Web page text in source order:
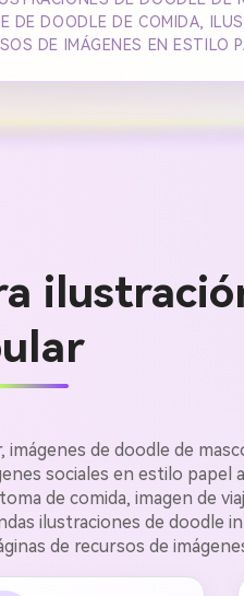
DOODLE DE COMIDA,
DE IMÁGENES EN ESTILO
de doodle de
sociales en estilo papel
de comida, imagen de
ilustraciones de doodle
de recursos de